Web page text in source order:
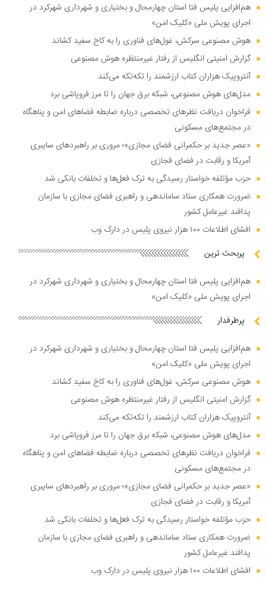
هم‌افزایی پلیس فتا استان چهارمحال و بختیاری و شهرداری شهرکرد در
اجرای پویش ملی «کلیک امن»
هوش مصنوعی سرکش، غول‌های فناوری را به کاخ سفید کشاند
گزارش امنیتی انگلیس از رفتار غیرمنتظره هوش مصنوعی
آنتروپیک هزاران کتاب ارزشمند را تکه‌تکه می‌کند
مدل‌های هوش مصنوعی، شبکه برق جهان را تا مرز فروپاشی برد
فراخوان دریافت نظر‌های تخصصی درباره ضابطه فضا‌های امن و پناهگاه
در مجتمع‌های مسکونی
«عصر جدید بر حکمرانی فضای مجازی»؛ مروری بر راهبرد‌های سایبری
آمریکا و رقابت در فضای فجازی
حزب مؤتلفه خواستار رسیدگی به ترک فعل‌ها و تخلفات بانکی شد
ضرورت همکاری ستاد ساماندهی و راهبری فضای مجازی با سازمان
پدافند غیرعامل کشور
افشای اطلاعات ۱۰۰ هزار نیروی پلیس در دارک وب
پربحث ترین
هم‌افزایی پلیس فتا استان چهارمحال و بختیاری و شهرداری شهرکرد در
اجرای پویش ملی «کلیک امن»
پرطرفدار
هم‌افزایی پلیس فتا استان چهارمحال و بختیاری و شهرداری شهرکرد در
اجرای پویش ملی «کلیک امن»
هوش مصنوعی سرکش، غول‌های فناوری را به کاخ سفید کشاند
گزارش امنیتی انگلیس از رفتار غیرمنتظره هوش مصنوعی
آنتروپیک هزاران کتاب ارزشمند را تکه‌تکه می‌کند
مدل‌های هوش مصنوعی، شبکه برق جهان را تا مرز فروپاشی برد
فراخوان دریافت نظر‌های تخصصی درباره ضابطه فضا‌های امن و پناهگاه
در مجتمع‌های مسکونی
«عصر جدید بر حکمرانی فضای مجازی»؛ مروری بر راهبرد‌های سایبری
آمریکا و رقابت در فضای فجازی
حزب مؤتلفه خواستار رسیدگی به ترک فعل‌ها و تخلفات بانکی شد
ضرورت همکاری ستاد ساماندهی و راهبری فضای مجازی با سازمان
پدافند غیرعامل کشور
افشای اطلاعات ۱۰۰ هزار نیروی پلیس در دارک وب